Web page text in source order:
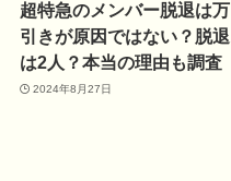
超特急のメンバー脱退は万
引きが原因ではない？脱退
は2人？本当の理由も調査
2024年8月27日